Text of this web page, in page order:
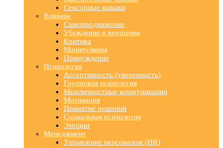
Сенсорные навыки
Влияние
Самопродвижение
Убеждение и внушение
Критика
Манипуляция
Принуждение
Психология
Ассертивность (уверенность)
Групповая психология
Межличностные коммуникации
Мотивация
Принятие решений
Социальная психология
Эмоции
Менеджмент
Управление персоналом (HR)